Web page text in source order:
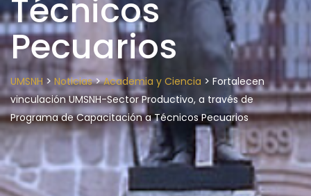
Técnicos
Pecuarios
UMSNH > Noticias>Academia y Ciencia > Fortalecen
vinculación UMSNH-Sector Productivo, a través de
Programa de Capacitación a Técnicos Pecuarios